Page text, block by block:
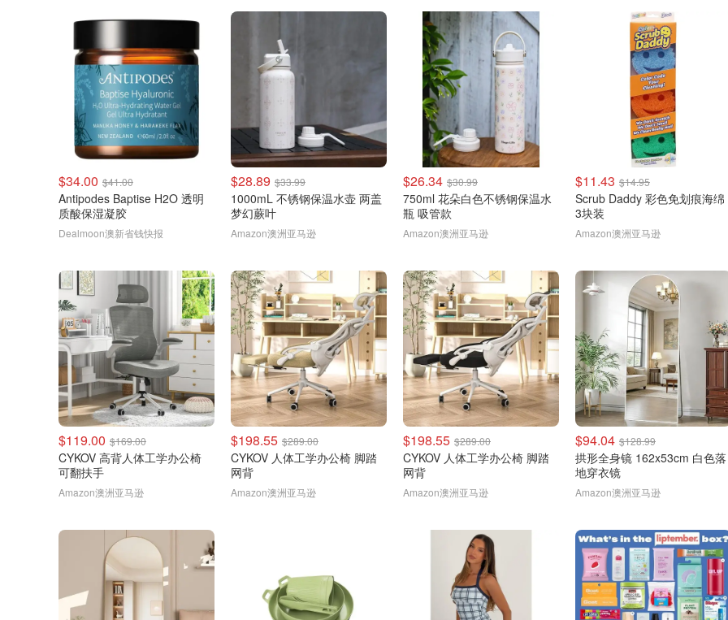
$34.00 $41.00
Antipodes Baptise H2O 透明
质酸保湿凝胶
Dealmoon澳新省钱快报
$28.89 $33.99
1000mL 不锈钢保温水壶 两盖
梦幻蕨叶
Amazon澳洲亚马逊
$26.34 $30.99
750ml 花朵白色不锈钢保温水
瓶 吸管款
Amazon澳洲亚马逊
$11.43 $14.95
Scrub Daddy 彩色免划痕海绵
3块装
Amazon澳洲亚马逊
$119.00 $169.00
CYKOV 高背人体工学办公椅
可翻扶手
Amazon澳洲亚马逊
$198.55 $289.00
CYKOV 人体工学办公椅 脚踏
网背
Amazon澳洲亚马逊
$198.55 $289.00
CYKOV 人体工学办公椅 脚踏
网背
Amazon澳洲亚马逊
$94.04 $128.99
拱形全身镜 162x53cm 白色落
地穿衣镜
Amazon澳洲亚马逊